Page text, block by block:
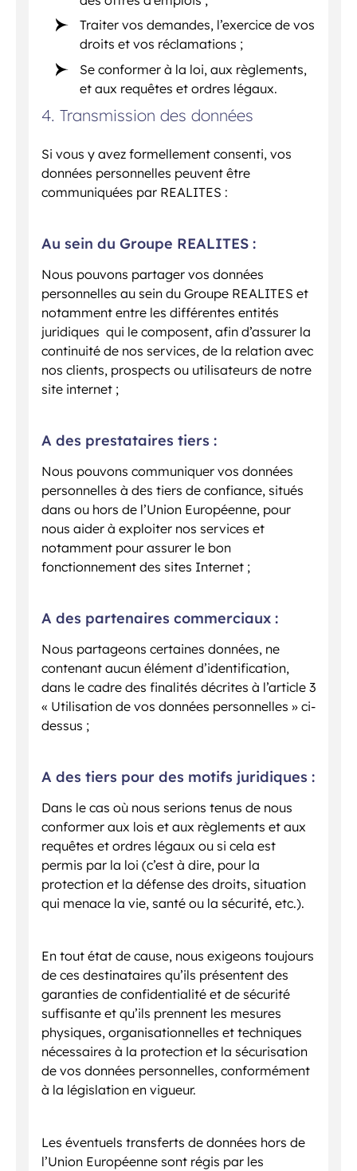
Traiter vos demandes, l’exercice de vos
droits et vos réclamations ;
Se conformer à la loi, aux règlements,
et aux requêtes et ordres légaux.
4. Transmission des données
Si vous y avez formellement consenti, vos
données personnelles peuvent être
communiquées par REALITES :
Au sein du Groupe REALITES :
Nous pouvons partager vos données
personnelles au sein du Groupe REALITES et
notamment entre les différentes entités
juridiques qui le composent, afin d’assurer la
continuité de nos services, de la relation avec
nos clients, prospects ou utilisateurs de notre
site internet ;
A des prestataires tiers :
Nous pouvons communiquer vos données
personnelles à des tiers de confiance, situés
dans ou hors de l’Union Européenne, pour
nous aider à exploiter nos services et
notamment pour assurer le bon
fonctionnement des sites Internet ;
A des partenaires commerciaux :
Nous partageons certaines données, ne
contenant aucun élément d’identification,
dans le cadre des finalités décrites à l’article 3
« Utilisation de vos données personnelles » ci-
dessus ;
A des tiers pour des motifs juridiques :
Dans le cas où nous serions tenus de nous
conformer aux lois et aux règlements et aux
requêtes et ordres légaux ou si cela est
permis par la loi (c’est à dire, pour la
protection et la défense des droits, situation
qui menace la vie, santé ou la sécurité, etc.).
En tout état de cause, nous exigeons toujours
de ces destinataires qu’ils présentent des
garanties de confidentialité et de sécurité
suffisante et qu’ils prennent les mesures
physiques, organisationnelles et techniques
nécessaires à la protection et la sécurisation
de vos données personnelles, conformément
à la législation en vigueur.
Les éventuels transferts de données hors de
l’Union Européenne sont régis par les